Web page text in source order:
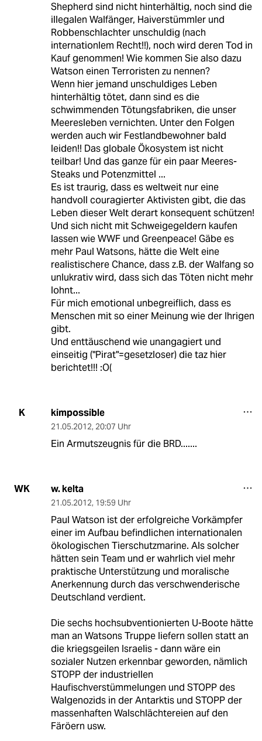
Shepherd sind nicht hinterhältig, noch sind die
illegalen Walfänger, Haiverstümmler und
Robbenschlachter unschuldig (nach
internationlem Recht!!), noch wird deren Tod in
Kauf genommen! Wie kommen Sie also dazu
Watson einen Terroristen zu nennen?
Wenn hier jemand unschuldiges Leben
hinterhältig tötet, dann sind es die
schwimmenden Tötungsfabriken, die unser
Meeresleben vernichten. Unter den Folgen
werden auch wir Festlandbewohner bald
leiden!! Das globale Ökosystem ist nicht
teilbar! Und das ganze für ein paar Meeres-
Steaks und Potenzmittel ...
Es ist traurig, dass es weltweit nur eine
handvoll couragierter Aktivisten gibt, die das
Leben dieser Welt derart konsequent schützen!
Und sich nicht mit Schweigegeldern kaufen
lassen wie WWF und Greenpeace! Gäbe es
mehr Paul Watsons, hätte die Welt eine
realistischere Chance, dass z.B. der Walfang so
unlukrativ wird, dass sich das Töten nicht mehr
lohnt...
Für mich emotional unbegreiflich, dass es
Menschen mit so einer Meinung wie der Ihrigen
gibt.
Und enttäuschend wie unangagiert und
einseitig ("Pirat"=gesetzloser) die taz hier
berichtet!!! :O(
K kimpossible
21.05.2012, 20:07 Uhr
Ein Armutszeugnis für die BRD.......
WK w. kelta
21.05.2012, 19:59 Uhr
Paul Watson ist der erfolgreiche Vorkämpfer
einer im Aufbau befindlichen internationalen
ökologischen Tierschutzmarine. Als solcher
hätten sein Team und er wahrlich viel mehr
praktische Unterstützung und moralische
Anerkennung durch das verschwenderische
Deutschland verdient.
Die sechs hochsubventionierten U-Boote hätte
man an Watsons Truppe liefern sollen statt an
die kriegsgeilen Israelis - dann wäre ein
sozialer Nutzen erkennbar geworden, nämlich
STOPP der industriellen
Haufischverstümmelungen und STOPP des
Walgenozids in der Antarktis und STOPP der
massenhaften Walschlächtereien auf den
Färöern usw.